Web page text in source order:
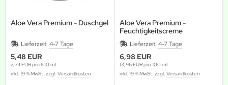
Aloe Vera Premium - Duschgel
Lieferzeit: 4-7 Tage
5,48 EUR
2,74 EUR pro 100 ml
inkl. 19 % MwSt. zzgl. Versandkosten
Aloe Vera Premium -
Feuchtigkeitscreme
Lieferzeit: 4-7 Tage
6,98 EUR
13,96 EUR pro 100 ml
inkl. 19 % MwSt. zzgl. Versandkosten